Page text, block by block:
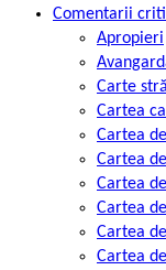
Comentarii
Apropieri
Carte
Cartea
Cartea
Cartea
Cartea
Cartea
Cartea
Cartea